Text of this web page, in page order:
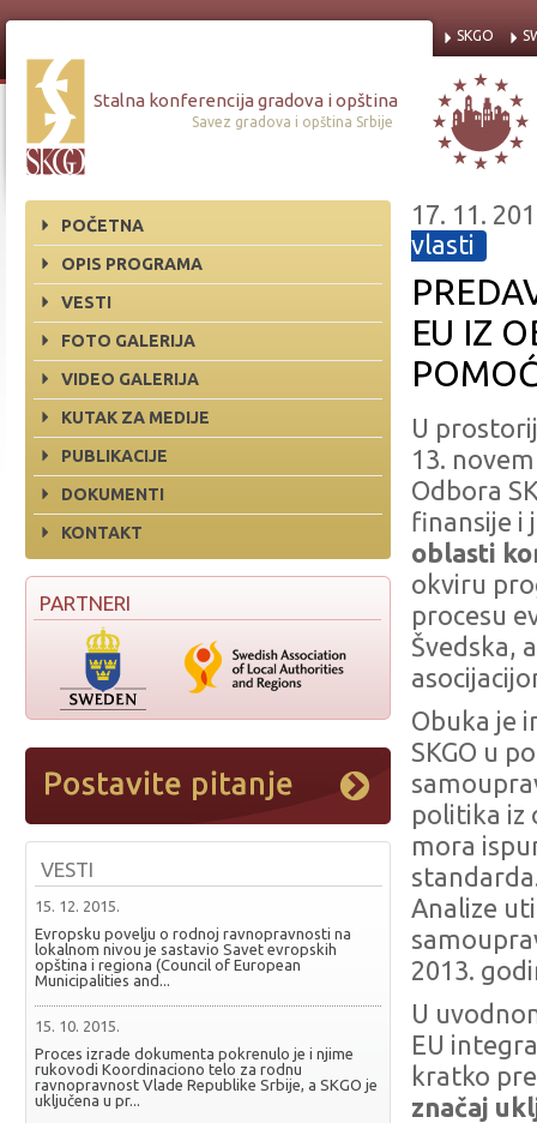
Stalna konferencija gradova i opština
Savez gradova i opština Srbije
SKGO
POČETNA
OPIS PROGRAMA
VESTI
FOTO GALERIJA
VIDEO GALERIJA
KUTAK ZA MEDIJE
PUBLIKACIJE
DOKUMENTI
KONTAKT
PARTNERI
VESTI
15. 12. 2015.
Evropsku povelju o rodnoj ravnopravnosti na
lokalnom nivou je sastavio Savet evropskih
opština i regiona (Council of European
Municipalities and...
15. 10. 2015.
Proces izrade dokumenta pokrenulo je i njime
rukovodi Koordinaciono telo za rodnu
ravnopravnost Vlade Republike Srbije, a SKGO je
uključena u pr...
17. 11.
vlasti
EU IZ
U
13.
Odbora
finansije i
oblasti
okviru
procesu
Švedska,
Obuka je
SKGO u
politika iz
mora
Analize
2013.
U
EU
kratko
značaj